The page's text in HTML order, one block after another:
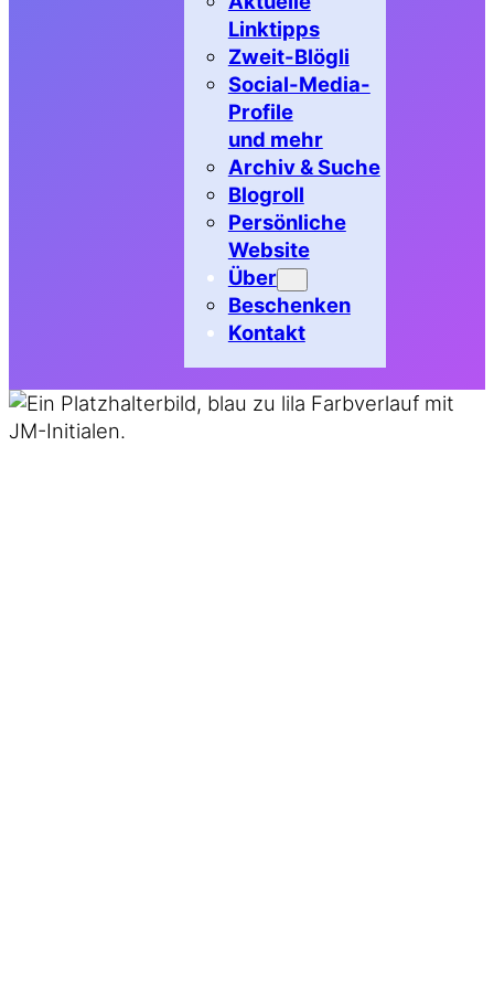
Linktipps
Zweit-Blögli
Social-Media-
Profile
und mehr
Archiv & Suche
Blogroll
Persönliche
Website
Über
Beschenken
Kontakt